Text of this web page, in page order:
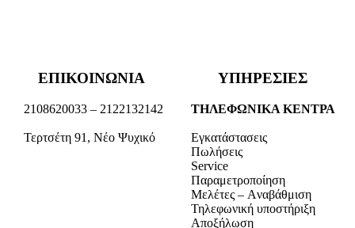
ΕΠΙΚΟΙΝΩΝΙΑ
2108620033 – 2122132142
Τερτσέτη 91, Νέο Ψυχικό
ΥΠΗΡΕΣΙΕΣ
ΤΗΛΕΦΩΝΙΚΑ ΚΕΝΤΡΑ
Εγκατάστασεις
Πωλήσεις
Service
Παραμετροποίηση
Μελέτες – Aναβάθμιση
Τηλεφωνική υποστήριξη
Αποξήλωση